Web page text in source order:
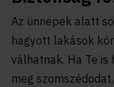
Az ünnepek alatt
hagyott lakások
válhatnak. Ha Te
meg